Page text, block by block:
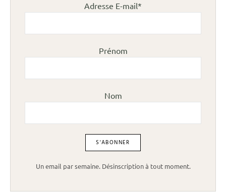
Adresse E-mail*
Prénom
Nom
Un email par semaine. Désinscription à tout moment.